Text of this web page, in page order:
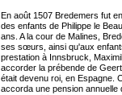
En août 1507 Bredemers fut
des enfants de Philippe le
ans. A la cour de Malines,
ses sœurs, ainsi qu'aux
prestation à Innsbruck,
accorder la prébende de
était devenu roi, en Espagne.
accorda une pension annuelle